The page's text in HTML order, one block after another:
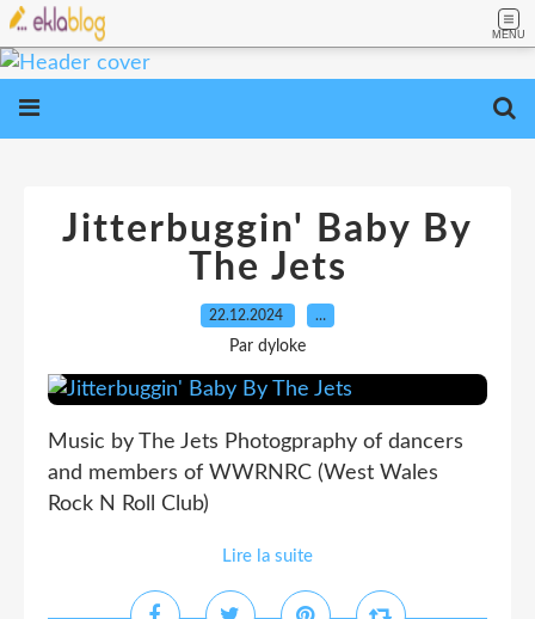
MENU
Jitterbuggin' Baby By
The Jets
22.12.2024 …
Par dyloke
Music by The Jets Photogpraphy of dancers
and members of WWRNRC (West Wales
Rock N Roll Club)
Lire la suite